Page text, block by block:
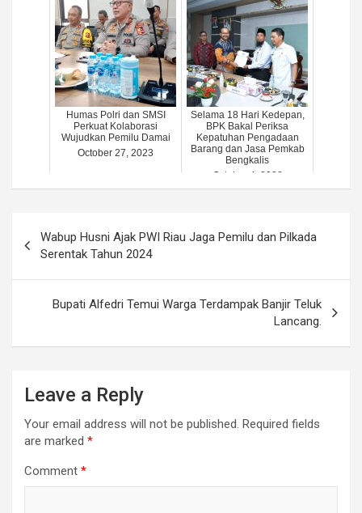
Humas Polri dan SMSI
Perkuat Kolaborasi
Wujudkan Pemilu Damai
October 27, 2023
Selama 18 Hari Kedepan,
BPK Bakal Periksa
Kepatuhan Pengadaan
Barang dan Jasa Pemkab
Bengkalis
October 4, 2023
navigation
Wabup Husni Ajak PWI Riau Jaga Pemilu dan Pilkada
Serentak Tahun 2024
Bupati Alfedri Temui Warga Terdampak Banjir Teluk
Lancang.
Leave a Reply
Your email address will not be published. Required fields
are marked *
Comment *